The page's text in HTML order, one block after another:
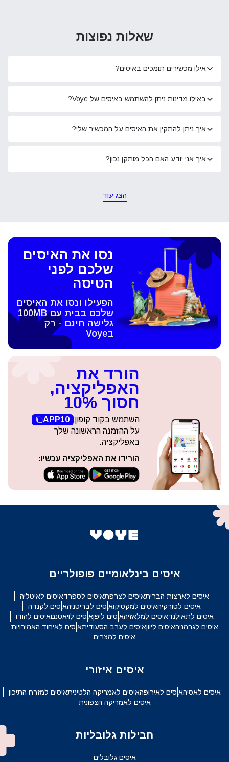
שאלות נפוצות
אילו מכשירים תומכים באיסים?
באילו מדינות ניתן להשתמש באיסים של Voye?
איך ניתן להתקין את האיסים על המכשיר שלי?
איך אני יודע האם הכל מותקן נכון?
הצג עוד
נסו את האיסים
שלכם לפני
הטיסה
הפעילו ונסו את האיסים
שלכם בבית עם 100MB
גלישה חינם - רק
בVoye
הורד את
האפליקציה,
חסוך 10%
השתמש בקוד קופון
APP10
על ההזמנה הראשונה שלך
באפליקציה.
הורידו את האפליקציה עכשיו:
איסים בינלאומיים פופולריים
איסים לארצות הבריתאיסים לצרפתאיסים לספרדאיסים לאיטליה
איסים לטורקיהאיסים למקסיקואיסים לבריטניהאיסים לקנדה
איסים לתאילנדאיסים למלאזיהאיסים ליפןאיסים לויאטנםאיסים להודו
איסים לגרמניהאיסים ליווןאיסים לערב הסעודיתאיסים לאיחוד האמירויות
איסים למצרים
איסים איזורי
איסים לאסיהאיסים לאירופהאיסים לאמריקה הלטיניתאיסים למזרח התיכון
איסים לאמריקה הצפונית
חבילות גלובליות
איסים גלובלים